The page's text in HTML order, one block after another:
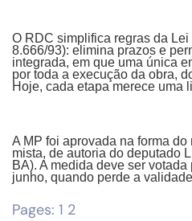
O RDC simplifica regras da
8.666/93): elimina prazos e
integrada, em que uma única
por toda a execução da obra,
Hoje, cada etapa merece uma
A MP foi aprovada na forma
mista, de autoria do deputado
BA). A medida deve ser
junho, quando perde a
Pages: 1 2